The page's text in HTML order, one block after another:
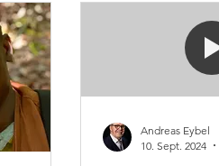
Andreas Eybel
10. Sept. 2024